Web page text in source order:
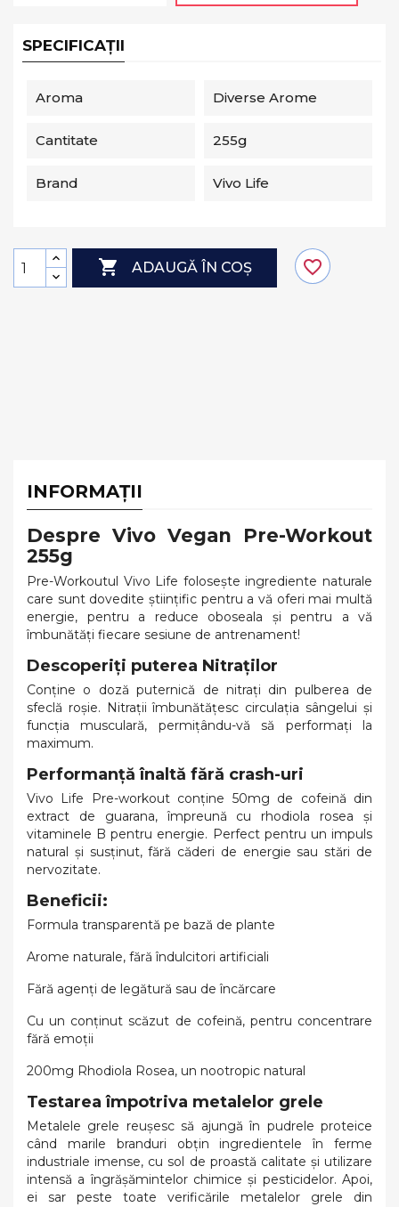
SPECIFICAȚII
Aroma Diverse Arome
Cantitate 255g
Brand Vivo Life
 ADAUGĂ ÎN COȘ favorite_border
INFORMAȚII
Despre Vivo Vegan Pre-Workout
255g
Pre-Workoutul Vivo Life folosește ingrediente naturale
care sunt dovedite științific pentru a vă oferi mai multă
energie, pentru a reduce oboseala și pentru a vă
îmbunătăți fiecare sesiune de antrenament!
Descoperiți puterea Nitraților
Conține o doză puternică de nitrați din pulberea de
sfeclă roșie. Nitrații îmbunătățesc circulația sângelui și
funcția musculară, permițându-vă să performați la
maximum.
Performanță înaltă fără crash-uri
Vivo Life Pre-workout conține 50mg de cofeină din
extract de guarana, împreună cu rhodiola rosea și
vitaminele B pentru energie. Perfect pentru un impuls
natural și susținut, fără căderi de energie sau stări de
nervozitate.
Beneficii:
Formula transparentă pe bază de plante
Arome naturale, fără îndulcitori artificiali
Fără agenți de legătură sau de încărcare
Cu un conținut scăzut de cofeină, pentru concentrare
fără emoții
200mg Rhodiola Rosea, un nootropic natural
Testarea împotriva metalelor grele
Metalele grele reușesc să ajungă în pudrele proteice
când marile branduri obțin ingredientele în ferme
industriale imense, cu sol de proastă calitate și utilizare
intensă a îngrășămintelor chimice și pesticidelor. Apoi,
ei sar peste toate verificările metalelor grele din